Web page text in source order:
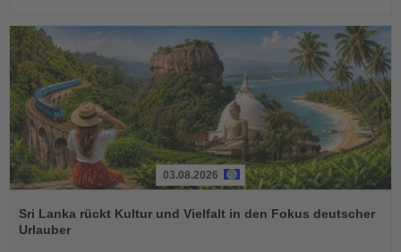
Sie
die
03.08.2026
Sri Lanka rückt Kultur und Vielfalt in den Fokus deutscher
Urlauber